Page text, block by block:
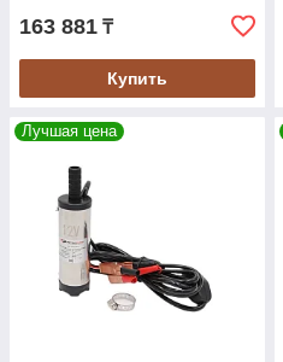
163 881 ₸
Купить
Лучшая цена